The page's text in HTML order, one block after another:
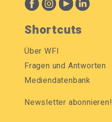
Shortcuts
Über WFI
Fragen und Antworten
Mediendatenbank
Newsletter abonnieren!